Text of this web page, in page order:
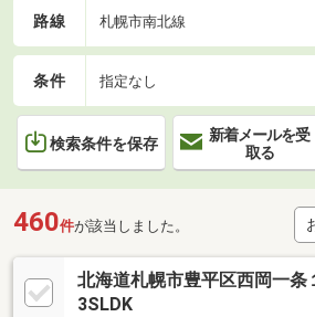
路線 札幌市南北線
条件 指定なし
検索条件を保存
新着メールを受
取る
460件が該当しました。
北海道札幌市豊平区西岡一条
3SLDK